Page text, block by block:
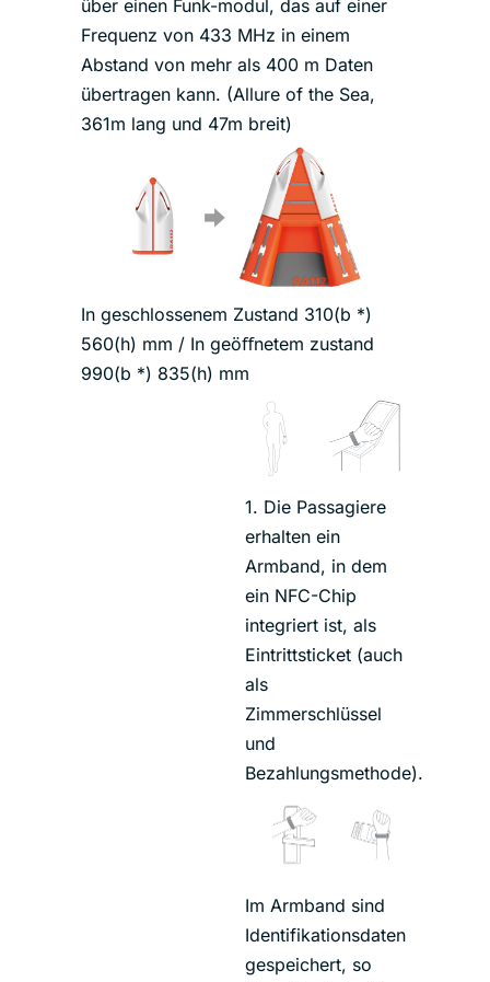
über einen Funk-modul, das auf einer
Frequenz von 433 MHz in einem
Abstand von mehr als 400 m Daten
übertragen kann. (Allure of the Sea,
361m lang und 47m breit)
In geschlossenem Zustand 310(b *)
560(h) mm / In geöﬀnetem zustand
990(b *) 835(h) mm
1. Die Passagiere
erhalten ein
Armband, in dem
ein NFC-Chip
integriert ist, als
Eintrittsticket (auch
als
Zimmerschlüssel
und
Bezahlungsmethode).
Im Armband sind
Identifikationsdaten
gespeichert, so